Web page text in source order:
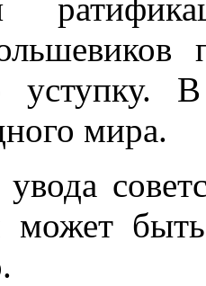
уступку.
мира.
мо­жет